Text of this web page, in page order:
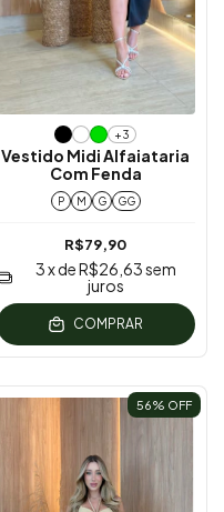
+3
Vestido Midi Alfaiataria
Com Fenda
P M G GG
R$79,90
3x deR$26,63sem
juros
COMPRAR
56% OFF